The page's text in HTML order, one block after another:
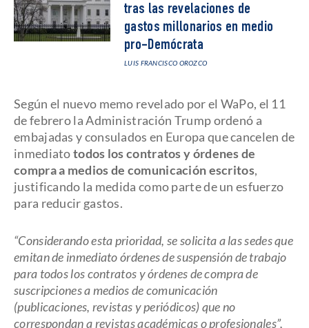
tras las revelaciones de
gastos millonarios en medio
pro-Demócrata
LUIS FRANCISCO OROZCO
Según el nuevo memo revelado por el WaPo, el 11
de febrero la Administración Trump ordenó a
embajadas y consulados en Europa que cancelen de
inmediatotodos los contratos y órdenes de
compra a medios de comunicación escritos,
justificando la medida como parte de un esfuerzo
para reducir gastos.
“Considerando esta prioridad, se solicita a las sedes que
emitan de inmediato órdenes de suspensión de trabajo
para todos los contratos y órdenes de compra de
suscripciones a medios de comunicación
(publicaciones, revistas y periódicos) que no
correspondan a revistas académicas o profesionales”,